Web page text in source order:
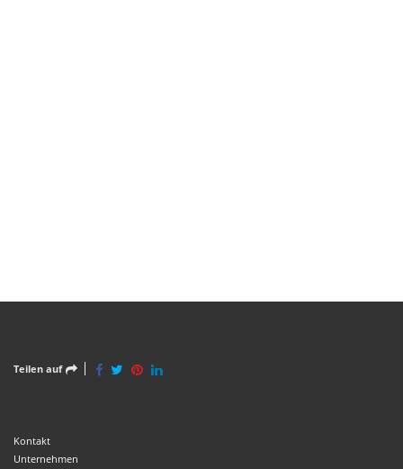
Teilen auf
Kontakt
Unternehmen